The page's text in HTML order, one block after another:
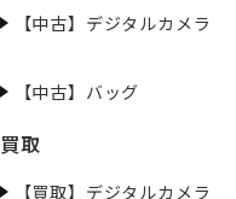
【中古】デジタルカメラ
【中古】バッグ
買取
【買取】デジタルカメラ